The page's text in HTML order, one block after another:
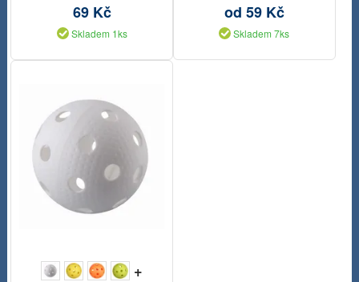
69 Kč
Skladem 1ks
od 59 Kč
Skladem 7ks
+